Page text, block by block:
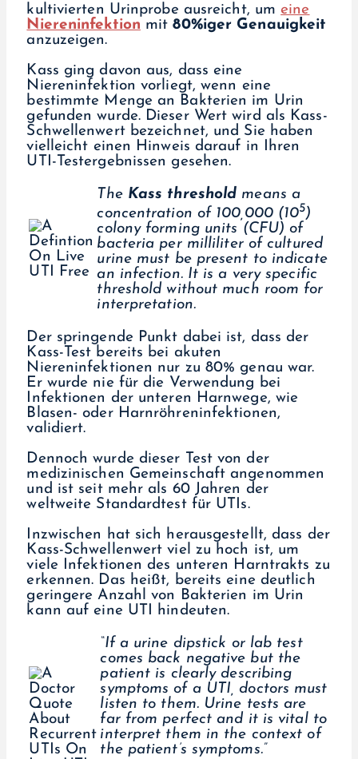
kultivierten Urinprobe ausreicht, um eine
Niereninfektion mit80%iger Genauigkeit
anzuzeigen.
Kass ging davon aus, dass eine
Niereninfektion vorliegt, wenn eine
bestimmte Menge an Bakterien im Urin
gefunden wurde. Dieser Wert wird als Kass-
Schwellenwert bezeichnet, und Sie haben
vielleicht einen Hinweis darauf in Ihren
UTI-Testergebnissen gesehen.
The Kass threshold means a
concentration of 100,000 (105)
colony forming units (CFU) of
bacteria per milliliter of cultured
urine must be present to indicate
an infection. It is a very specific
threshold without much room for
interpretation.
Der springende Punkt dabei ist, dass der
Kass-Test bereits bei akuten
Niereninfektionen nur zu 80% genau war.
Er wurde nie für die Verwendung bei
Infektionen der unteren Harnwege, wie
Blasen- oder Harnröhreninfektionen,
validiert.
Dennoch wurde dieser Test von der
medizinischen Gemeinschaft angenommen
und ist seit mehr als 60 Jahren der
weltweite Standardtest für UTIs.
Inzwischen hat sich herausgestellt, dass der
Kass-Schwellenwert viel zu hoch ist, um
viele Infektionen des unteren Harntrakts zu
erkennen. Das heißt, bereits eine deutlich
geringere Anzahl von Bakterien im Urin
kann auf eine UTI hindeuten.
“If a urine dipstick or lab test
comes back negative but the
patient is clearly describing
symptoms of a UTI, doctors must
listen to them. Urine tests are
far from perfect and it is vital to
interpret them in the context of
the patient’s symptoms.”